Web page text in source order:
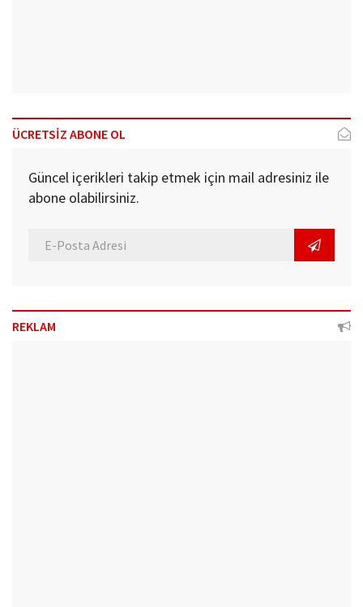
ÜCRETSİZ ABONE OL
Güncel içerikleri takip etmek için mail adresiniz ile
abone olabilirsiniz.
REKLAM